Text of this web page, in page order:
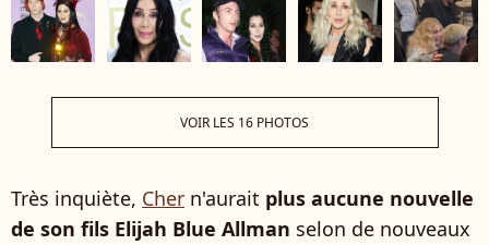
VOIR LES 16 PHOTOS
Très inquiète, Cher n'aurait plus aucune nouvelle
de son fils Elijah Blue Allman selon de nouveaux